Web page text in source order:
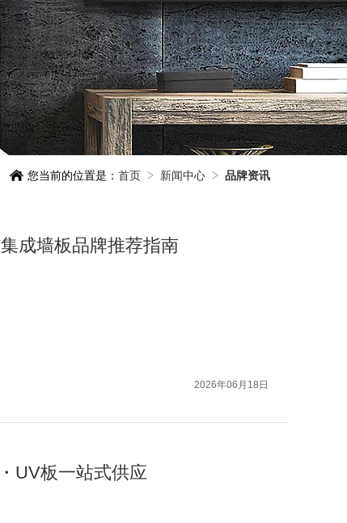
 您当前的位置是： 首页  新闻中心  品牌资讯
成墙板品牌推荐指南
2026年06月18日
UV板一站式供应